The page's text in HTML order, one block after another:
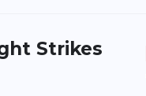
Strikes